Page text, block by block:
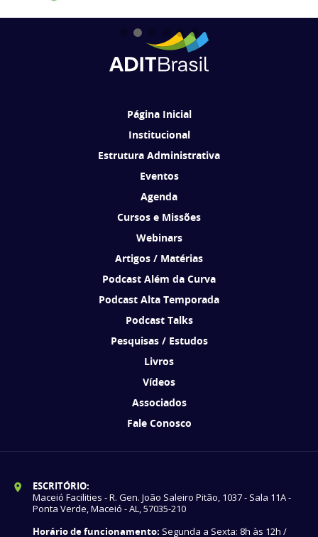
Página Inicial
Institucional
Estrutura Administrativa
Eventos
Agenda
Cursos e Missões
Webinars
Artigos / Matérias
Podcast Além da Curva
Podcast Alta Temporada
Podcast Talks
Pesquisas / Estudos
Livros
Vídeos
Associados
Fale Conosco
ESCRITÓRIO:
Maceió Facilities - R. Gen. João Saleiro Pitão, 1037 - Sala 11A -
Ponta Verde, Maceió - AL, 57035-210
Horário de funcionamento: Segunda a Sexta: 8h às 12h /